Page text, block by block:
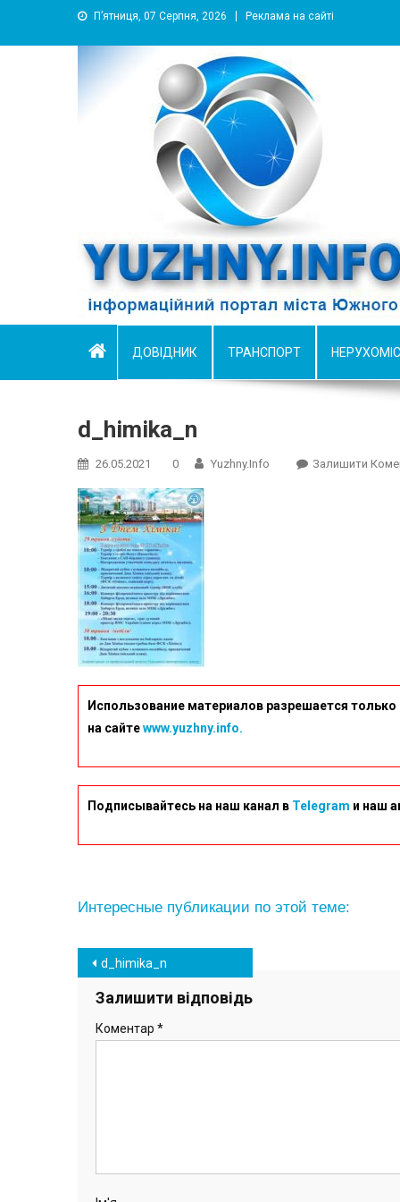
П’ятниця, 07 Серпня, 2026 Реклама на сайті
YUZHNY.INFO
информационный портал города Южный
ДОВІДНИК ТРАНСПОРТ
d_himika_n
26.05.2021 0 Yuzhny.info Залишити
Использование материалов разрешается
на сайтеwww.yuzhny.info.
Подписывайтесь на наш канал в Telegram и наш
Интересные публикации по этой теме:
Навігація
записів
d_himika_n
Залишити відповідь
Коментар *